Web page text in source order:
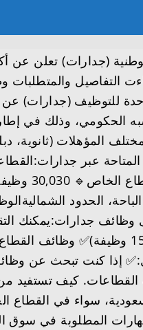
الحكومي، وذلك في
المؤهلات (ثانوية،
الحدود
جدارات:يمكنك
إذا كنت تبحث عن
كيف تستفيد
سواء في القطاع
المطلوبة في سوق